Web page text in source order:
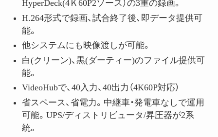
HyperDeck(4Ｋ60P2ソース）の3重の録画。
H.264形式で録画、試合終了後、即データ提供可
能。
他システムにも映像渡しが可能。
白(クリーン)、黒(ダーティー)のファイル提供可
能。
VideoHubで、40入力、40出力（4K60P対応）
省スペース、省電力。中継車・発電車なしで運用
可能。UPS/ディストリビュータ/昇圧器が2系
統。